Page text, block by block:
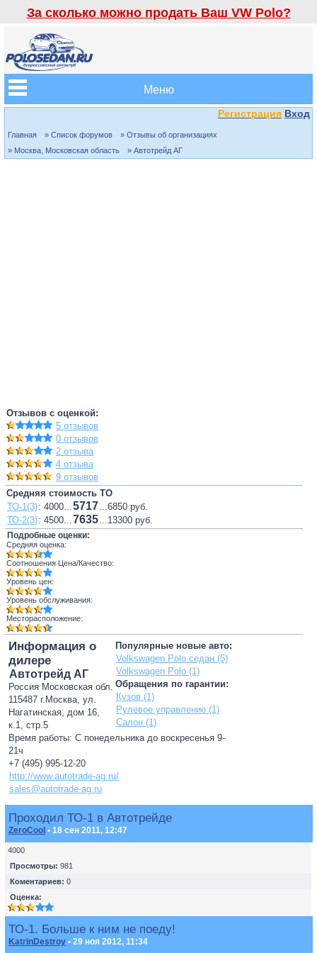
За сколько можно продать Ваш VW Polo?
Меню
Регистрация Вход
Главная » Список форумов
» Отзывы об организациях
» Москва, Московская область
» Автотрейд АГ
Отзывов с оценкой:
5 отзывов
0 отзывов
2 отзыва
4 отзыва
9 отзывов
Средняя стоимость ТО
ТО-1(3): 4000...5717...6850 руб.
ТО-2(3): 4500...7635...13300 руб.
Подробные оценки:
Средняя оценка:
Соотношения Цена/Качество:
Уровень цен:
Уровень обслуживания:
Месторасположение:
Популярные новые авто:
Volkswagen Polo седан (5)
Volkswagen Polo (1)
Обращения по гарантии:
Кузов (1)
Рулевое управление (1)
Салон (1)
Информация о
дилере
Автотрейд АГ
Россия Московская обл.
115487 г.Москва, ул.
Нагатинская, дом 16,
к.1, стр.5
Время работы: С понедельника до воскресенья 9-
21ч
+7 (495) 995-12-20
http://www.autotrade-ag.ru/
sales@autotrade-ag.ru
Проходил ТО-1 в Автотрейде
ZeroCool • 18 сен 2011, 12:47
4000
Просмотры: 981
Коментариев: 0
Оценка:
ТО-1. Больше к ним не поеду!
KatrinDestroy • 29 ноя 2012, 11:34